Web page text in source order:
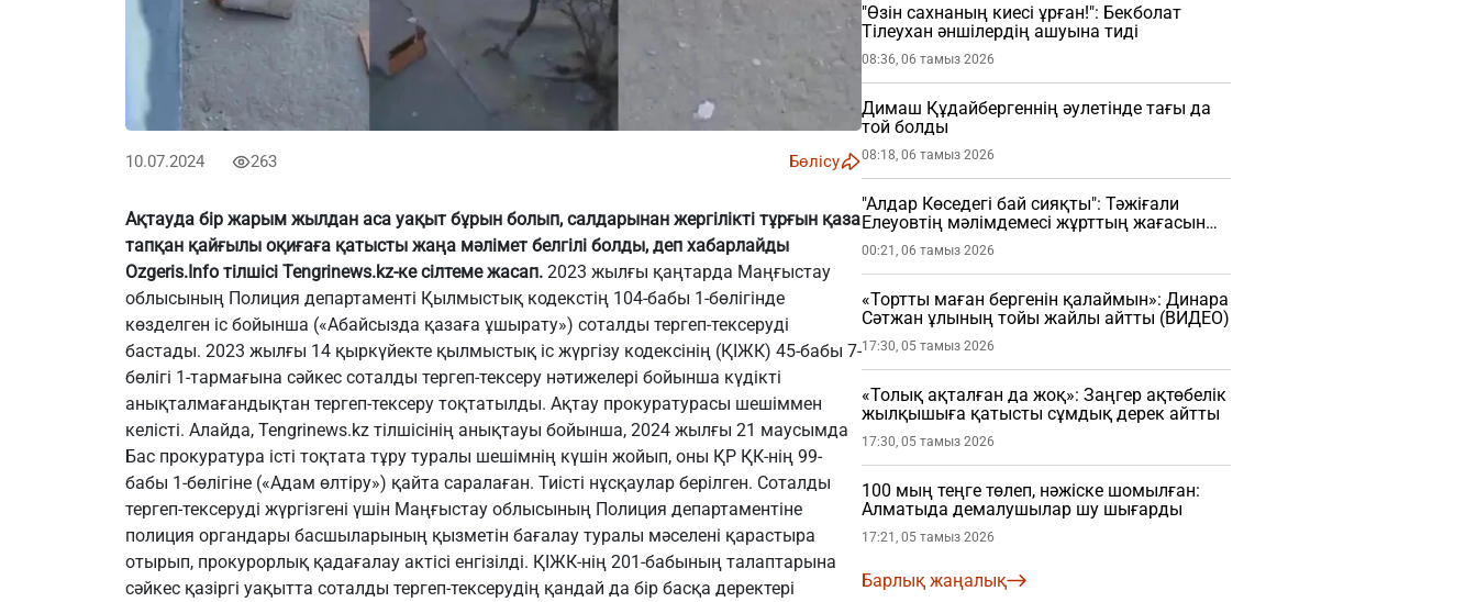
10.07.2024 263 Бөлісу
Ақтауда бір жарым жылдан аса уақыт бұрын болып, салдарынан жергілікті тұрғын қаза
тапқан қайғылы оқиғаға қатысты жаңа мәлімет белгілі болды, деп хабарлайды
Ozgeris.Info тілшісі Tengrinews.kz-ке сілтеме жасап. 2023 жылғы қаңтарда Маңғыстау
облысының Полиция департаменті Қылмыстық кодекстің 104-бабы 1-бөлігінде
көзделген іс бойынша («Абайсызда қазаға ұшырату») соталды тергеп-тексеруді
бастады. 2023 жылғы 14 қыркүйекте қылмыстық іс жүргізу кодексінің (ҚІЖК) 45-бабы 7-
бөлігі 1-тармағына сәйкес соталды тергеп-тексеру нәтижелері бойынша күдікті
анықталмағандықтан тергеп-тексеру тоқтатылды. Ақтау прокуратурасы шешіммен
келісті. Алайда, Tengrinews.kz тілшісінің анықтауы бойынша, 2024 жылғы 21 маусымда
Бас прокуратура істі тоқтата тұру туралы шешімнің күшін жойып, оны ҚР ҚК-нің 99-
бабы 1-бөлігіне («Адам өлтіру») қайта саралаған. Тиісті нұсқаулар берілген. Соталды
тергеп-тексеруді жүргізгені үшін Маңғыстау облысының Полиция департаментіне
полиция органдары басшыларының қызметін бағалау туралы мәселені қарастыра
отырып, прокурорлық қадағалау актісі енгізілді. ҚІЖК-нің 201-бабының талаптарына
сәйкес қазіргі уақытта соталды тергеп-тексерудің қандай да бір басқа деректері
"Өзін сахнаның киесі ұрған!": Бекболат
Тілеухан әншілердің ашуына тиді
08:36, 06 тамыз 2026
Димаш Құдайбергеннің әулетінде тағы да
той болды
08:18, 06 тамыз 2026
"Алдар Көседегі бай сияқты": Тәжіғали
Елеуовтің мәлімдемесі жұрттың жағасын
ұстатты
00:21, 06 тамыз 2026
«Тортты маған бергенін қалаймын»: Динара
Сәтжан ұлының тойы жайлы айтты (ВИДЕО)
17:30, 05 тамыз 2026
«Толық ақталған да жоқ»: Заңгер ақтөбелік
жылқышыға қатысты сұмдық дерек айтты
17:30, 05 тамыз 2026
100 мың теңге төлеп, нәжіске шомылған:
Алматыда демалушылар шу шығарды
17:21, 05 тамыз 2026
Барлық жаңалық